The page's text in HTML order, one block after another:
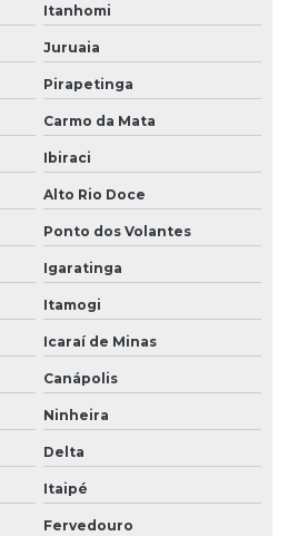
Itanhomi
Juruaia
Pirapetinga
Carmo da Mata
Ibiraci
Alto Rio Doce
Ponto dos Volantes
Igaratinga
Itamogi
Icaraí de Minas
Canápolis
Ninheira
Delta
Itaipé
Fervedouro